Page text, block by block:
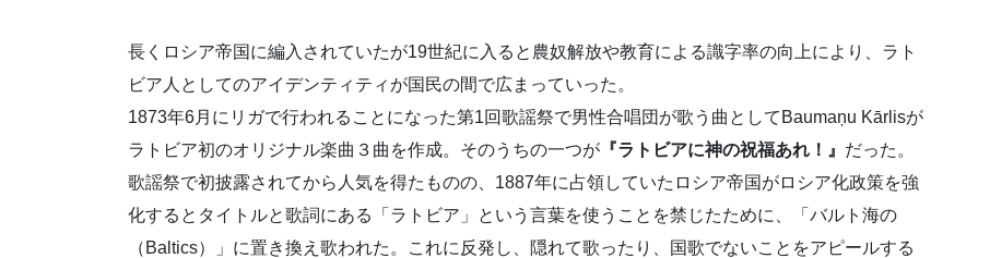
長くロシア帝国に編入されていたが19世紀に入ると農奴解放や教育による識字率の向上により、ラト
ビア人としてのアイデンティティが国民の間で広まっていった。
1873年6月にリガで行われることになった第1回歌謡祭で男性合唱団が歌う曲としてBaumaņu Kārlisが
ラトビア初のオリジナル楽曲３曲を作成。そのうちの一つが 『ラトビアに神の祝福あれ！』 だった。
歌謡祭で初披露されてから人気を得たものの、1887年に占領していたロシア帝国がロシア化政策を強
化するとタイトルと歌詞にある「ラトビア」という言葉を使うことを禁じたために、「バルト海の
（Baltics）」に置き換え歌われた。これに反発し、隠れて歌ったり、国歌でないことをアピールする